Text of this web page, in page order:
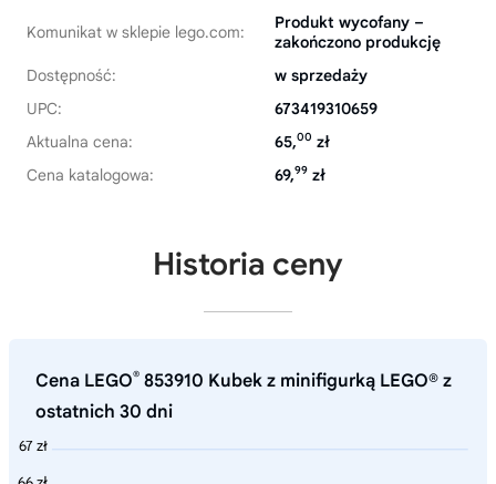
Komunikat w sklepie lego.com:
Produkt wycofany –
zakończono produkcję
Dostępność:
w sprzedaży
UPC:
673419310659
Aktualna cena:
65,00 zł
Cena katalogowa:
69,99 zł
Historia ceny
Cena LEGO® 853910 Kubek z minifigurką LEGO® z
ostatnich 30 dni
67 zł